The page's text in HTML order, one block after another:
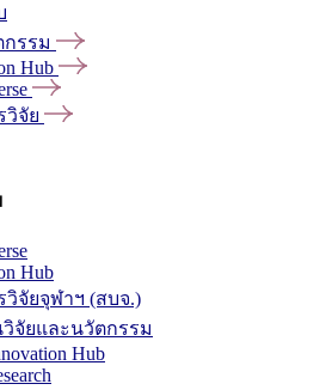
รรม
Hub
วิจัย
Hub
จัยจุฬาฯ (สบจ.)
จัยและนวัตกรรม
Hub